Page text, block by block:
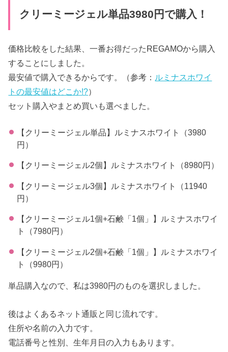
クリーミージェル単品3980円で購入！
価格比較をした結果、一番お得だったREGAMOから購入
することにしました。
最安値で購入できるからです。（参考： ルミナスホワイ
トの最安値はどこか!?）
セット購入やまとめ買いも選べました。
【クリーミージェル単品】ルミナスホワイト（3980
円）
【クリーミージェル2個】ルミナスホワイト（8980円）
【クリーミージェル3個】ルミナスホワイト（11940
円）
【クリーミージェル1個+石鹸「1個」】ルミナスホワイ
ト（7980円）
【クリーミージェル2個+石鹸「1個」】ルミナスホワイ
ト（9980円）
単品購入なので、私は3980円のものを選択しました。
後はよくあるネット通販と同じ流れです。
住所や名前の入力です。
電話番号と性別、生年月日の入力もあります。